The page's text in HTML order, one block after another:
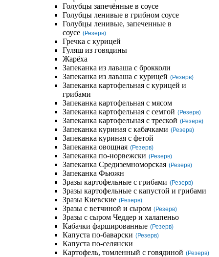
Голубцы запечённые в соусе
Голубцы ленивые в грибном соусе
Голубцы ленивые, запеченные в
соусе (Резерв)
Гречка с курицей
Гуляш из говядины
Жарёха
Запеканка из лаваша с брокколи
Запеканка из лаваша с курицей (Резерв)
Запеканка картофельная с курицей и
грибами
Запеканка картофельная с мясом
Запеканка картофельная с семгой (Резерв)
Запеканка картофельная с треской (Резерв)
Запеканка куриная с кабачками (Резерв)
Запеканка куриная с фетой
Запеканка овощная (Резерв)
Запеканка по-норвежски (Резерв)
Запеканка Средиземноморская (Резерв)
Запеканка Фьюжн
Зразы картофельные с грибами (Резерв)
Зразы картофельные с капустой и грибами
Зразы Киевские (Резерв)
Зразы с ветчиной и сыром (Резерв)
Зразы с сыром Чеддер и халапеньо
Кабачки фаршированные (Резерв)
Капуста по-баварски (Резерв)
Капуста по-селянски
Картофель, томленный с говядиной (Резерв)